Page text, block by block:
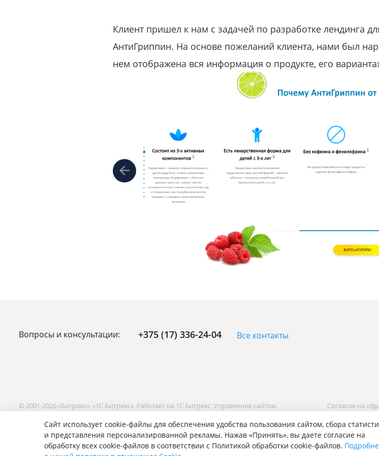
Сайт использует cookie-файлы для обеспечения удобства пользования сайтом, сбора
и представления персонализированной рекламы. Нажав «Принять», вы даете согласие на
обработку всех cookie-файлов в соответствии с Политикой обработки cookie-файлов.
Клиент пришел к нам с задачей по разработке лендинга
АнтиГриппин. На основе пожеланий клиента, нами был
нем отображена вся информация о продукте, его
Вопросы и консультации: +375 (17) 336-24-04 Все контакты
© 2001-2026 «Битрикс», «1С-Битрикс». Работает на 1С-Битрикс: Управление сайтом. Согласие на